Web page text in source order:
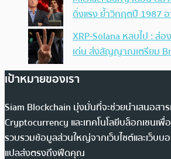
ดิ่งแรง ย้ำวิกฤตปี 1987
XRP-Solana หลบไป : ส่
เด่น ส่งสัญญาณเตรียม
เป้าหมายของเรา
Siam Blockchain มุ่งมั่นที่จะช่วยนำเสนอสา
Cryptocurrency และเทคโนโลยีบล็อกเชนเพื่
รวบรวมข้อมูลส่วนใหญ่จากเว็บไซต์และเว็บบ
แปลส่งตรงถึงฟีดคุณ